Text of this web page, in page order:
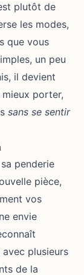
plutôt de
les modes,
que vous
un peu
il devient
porter,
sans se sentir
penderie
pièce,
vos
envie
plusieurs
de la